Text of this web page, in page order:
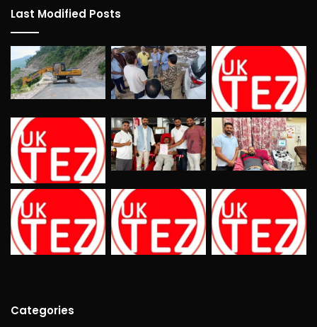
Last Modified Posts
Categories